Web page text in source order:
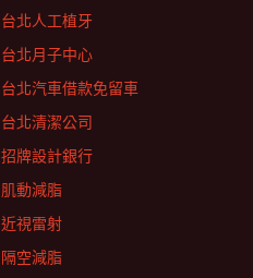
台北人工植牙
台北月子中心
台北汽車借款免留車
台北清潔公司
招牌設計銀行
肌動減脂
近視雷射
隔空減脂